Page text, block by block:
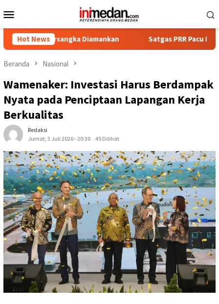
ke
Mobile
Hot News
Diamankan Satgas PRR Pacu Realisasi
Beranda Nasional
Wamenaker: Investasi Harus Berdampak
Nyata pada Penciptaan Lapangan Kerja
Berkualitas
Redaksi
Jumat, 3 Juli 2026 - 20:30
45 Dilihat